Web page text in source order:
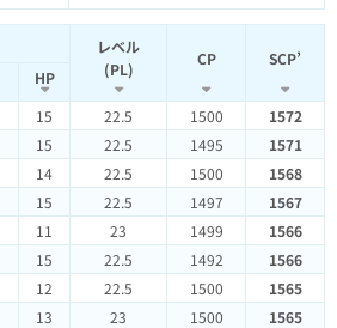
レベル
(PL)
CP
SCP’
HP
15 22.5 1500
1572
15 22.5 1495
1571
14 22.5 1500
1568
15 22.5 1497
1567
11 23 1499
1566
15 22.5 1492
1566
12 22.5 1500
1565
13 23 1500
1565